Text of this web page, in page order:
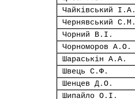
Чайківський І.А.
Чернявський С.М.
Чорний В.І.
Чорноморов А.О.
Шараськін А.А.
Швець С.Ф.
Шенцев Д.О.
Шипайло О.І.